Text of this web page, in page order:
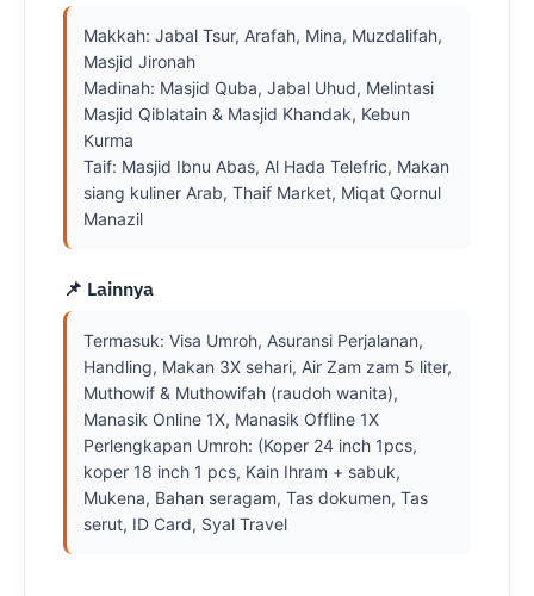
Makkah: Jabal Tsur, Arafah, Mina, Muzdalifah,
Masjid Jironah
Madinah: Masjid Quba, Jabal Uhud, Melintasi
Masjid Qiblatain & Masjid Khandak, Kebun
Kurma
Taif: Masjid Ibnu Abas, Al Hada Telefric, Makan
siang kuliner Arab, Thaif Market, Miqat Qornul
Manazil
📌 Lainnya
Termasuk: Visa Umroh, Asuransi Perjalanan,
Handling, Makan 3X sehari, Air Zam zam 5 liter,
Muthowif & Muthowifah (raudoh wanita),
Manasik Online 1X, Manasik Offline 1X
Perlengkapan Umroh: (Koper 24 inch 1pcs,
koper 18 inch 1 pcs, Kain Ihram + sabuk,
Mukena, Bahan seragam, Tas dokumen, Tas
serut, ID Card, Syal Travel